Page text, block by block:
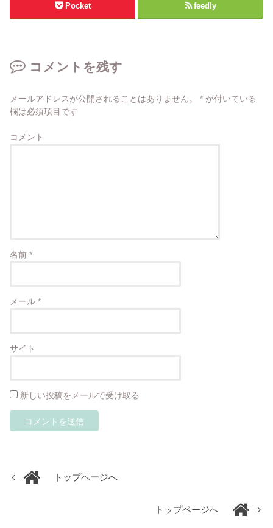
Pocket feedly
コメントを残す
メールアドレスが公開されることはありません。 * が付いている
欄は必須項目です
コメント
名前*
メール*
サイト
新しい投稿をメールで受け取る
トップページへ
トップページへ